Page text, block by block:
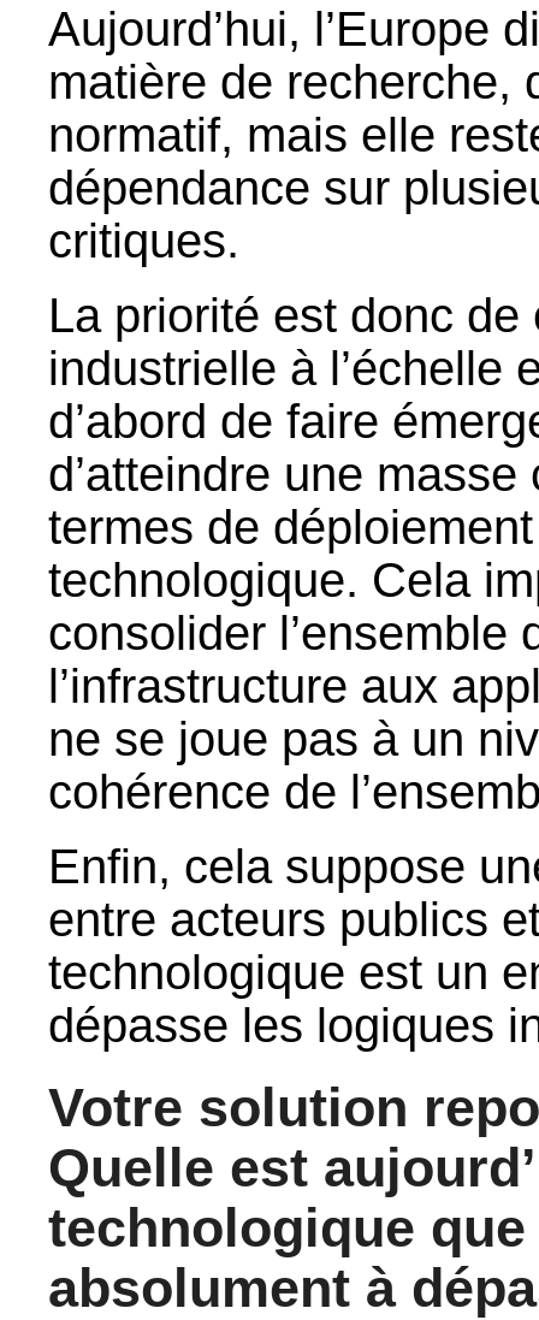
Aujourd’hui, l’Europe
matière de recherche,
normatif, mais elle
dépendance sur
critiques.
La priorité est donc
industrielle à l’échelle
d’abord de faire
d’atteindre une
termes de
technologique. Cela
consolider l’ensemble
l’infrastructure aux
ne se joue pas à un
cohérence de
Enfin, cela suppose
entre acteurs publics
technologique est un
dépasse les logiques
Votre solution
Quelle est
technologique
absolument à